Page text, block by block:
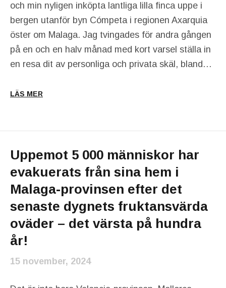
och min nyligen inköpta lantliga lilla finca uppe i
bergen utanför byn Cómpeta i regionen Axarquia
öster om Malaga. Jag tvingades för andra gången
på en och en halv månad med kort varsel ställa in
en resa dit av personliga och privata skäl, bland…
LÄS MER
Uppemot 5 000 människor har
evakuerats från sina hem i
Malaga-provinsen efter det
senaste dygnets fruktansvärda
oväder – det värsta på hundra
år!
15 november, 2024